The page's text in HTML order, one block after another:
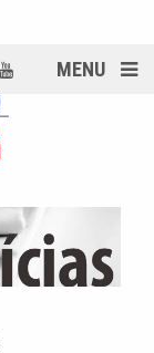
MENU